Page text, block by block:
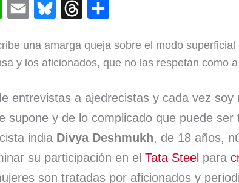
W
a
s
A
p
p
a
l
u
s
k
y
r
a
d
s
m
a
r
t
i
una amarga queja sobre el modo
y los aficionados, que no las respetan como
entrevistas a ajedrecistas y cada vez soy
supone y de lo complicado que puede
india Divya Deshmukh, de 18 años,
su participación en el Tata Steel para
son tratadas por aficionados y